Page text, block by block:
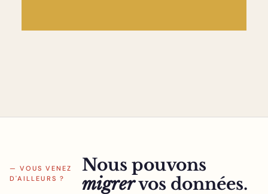
— VOUS VENEZ
D'AILLEURS ?
Nous pouvons
migrervos données.